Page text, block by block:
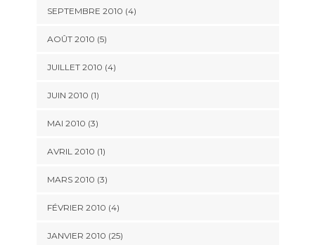
SEPTEMBRE 2010 (4)
AOÛT 2010 (5)
JUILLET 2010 (4)
JUIN 2010 (1)
MAI 2010 (3)
AVRIL 2010 (1)
MARS 2010 (3)
FÉVRIER 2010 (4)
JANVIER 2010 (25)